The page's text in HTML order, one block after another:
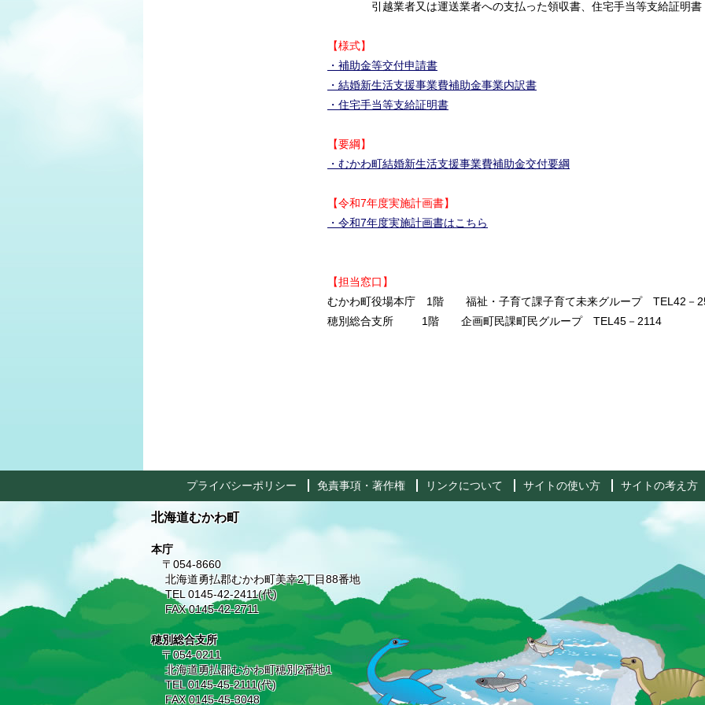
引越業者又は運送業者への支払った領収書、住宅手当等支給証明書
【様式】
・補助金等交付申請書
・結婚新生活支援事業費補助金事業内訳書
・住宅手当等支給証明書
【要綱】
・むかわ町結婚新生活支援事業費補助金交付要綱
【令和7年度実施計画書】
・令和7年度実施計画書はこちら
【担当窓口】
むかわ町役場本庁 1階 福祉・子育て課子育て未来グループ TEL42－
穂別総合支所 1階 企画町民課町民グループ TEL45－2114
プライバシーポリシー 免責事項・著作権 リンクについて サイトの使い方 サイトの考え方
北海道むかわ町
本庁
〒054-8660
北海道勇払郡むかわ町美幸2丁目88番地
TEL 0145-42-2411(代)
FAX 0145-42-2711
穂別総合支所
〒054-0211
北海道勇払郡むかわ町穂別2番地1
TEL 0145-45-2111(代)
FAX 0145-45-3048